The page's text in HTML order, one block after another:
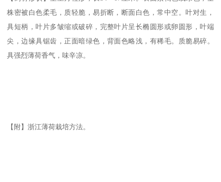
株密被白色柔毛，质轻脆，易折断，断面白色，常中空。叶对生，
具短柄，叶片多皱缩或破碎，完整叶片呈长椭圆形或卵圆形，叶端
尖，边缘具锯齿，正面暗绿色，背面色略浅，有稀毛。质脆易碎。
具强烈薄荷香气，味辛凉。
【附】浙江薄荷栽培方法。